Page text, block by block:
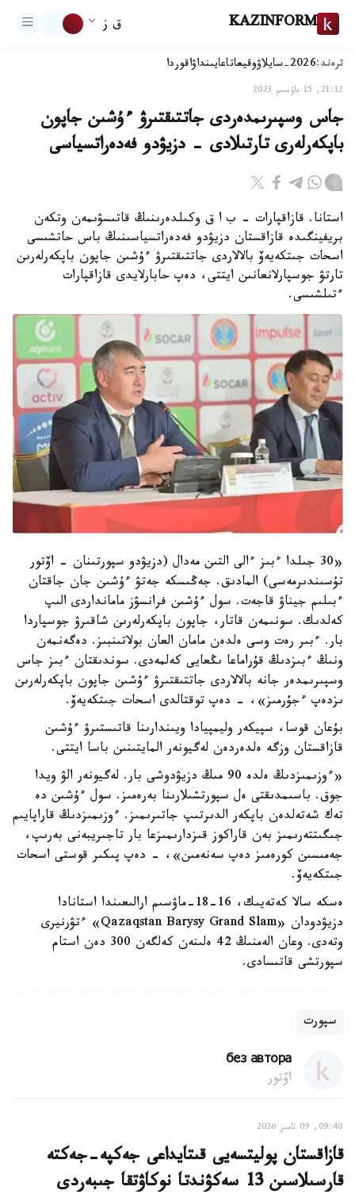
KAZINFORM ق ز
ترەند:2026-سايلاۋ وقيعاتاعايىنداۋاقوردا
21:12, 15 ماۋسىم 2023
جاس وسپىرىمدەردى جاتتىقتىرۋ ءۇشىن جاپون
باپكەرلەرى تارتىلادى - دزيۋدو فەدەراتسياسى
استانا. قازاقپارات – ب ا ق وكىلدەرىنىڭ قاتىسۋىمەن وتكەن
بريفينگىدە قازاقستان دزيۋدو فەدەراتسياسىنىڭ باس حاتشىسى
اسحات جىتكەيەۆ بالالاردى جاتتىقتىرۋ ءۇشىن جاپون باپكەرلەرىن
تارتۋ جوسپارلانعانىن ايتتى، دەپ حابارلايدى قازاقپارات
ءتىلشىسى.
«30 جىلدا ءبىز ءالى التىن مەدال (دزيۋدو سپورتىنان - اۆتور
تۇسىندىرمەسى) المادىق. جەڭىسكە جەتۋ ءۇشىن جان جاقتان
ءبىلىم جيناۋ قاجەت. سول ءۇشىن فرانسۋز مامانداردى الىپ
كەلدىك. سونىمەن قاتار، جاپون باپكەرلەرىن شاقىرۋ جوسپاردا
بار. ءبىر رەت وسى ەلدەن مامان العان بولاتىنبىز. دەگەنمەن
ونىڭ ءبىزدىڭ قۇراماعا ىڭعايى كەلمەدى. سوندىقتان ءبىز جاس
وسپىرىمدەر جانە بالالاردى جاتتىقتىرۋ ءۇشىن جاپون باپكەرلەرىن
ىزدەپ ءجۇرمىز»، - دەپ توقتالدى اسحات جىتكەيەۆ.
بۇعان قوسا، سپيكەر وليمپيادا ويىندارىنا قاتىستىرۋ ءۇشىن
قازاقستان وزگە ەلدەردەن لەگيونەر المايتىنىن باسا ايتتى.
«ءوزىمىزدىڭ ەلدە 90 مىڭ دزيۋدوشى بار. لەگيونەر الۋ ويدا
جوق. باسىمدىقتى ەل سپورتشىلارىنا بەرەمىز. سول ءۇشىن دە
تەك شەتەلدەن باپكەر الدىرتىپ جاتىرىمىز. ءوزىمىزدىڭ قاراپايىم
جىگىتتەرىمىز بەن قاراكوز قىزدارىمىزعا بار تاجىريبەنى بەرىپ،
جەمىسىن كورەمىز دەپ سەنەمىن»، - دەپ پىكىر قوستى اسحات
جىتكەيەۆ.
ەسكە سالا كەتەيىك، 16-18-ماۋسىم ارالىعىندا استانادا
دزيۋدودان «Qazaqstan Barysy Grand Slam» ءتۋرنيرى
وتەدى. وعان الەمنىڭ 42 ەلىنەن كەلگەن 300 دەن استام
سپورتشى قاتىسادى.
سپورت
без автора
اۆتور
09:40, 09 تامىز 2026
قازاقستان پوليتسەيى قىتايداعى جەكپە-جەكتە
قارسىلاسىن 13 سەكۋندتا نوكاۋتقا جىبەردى